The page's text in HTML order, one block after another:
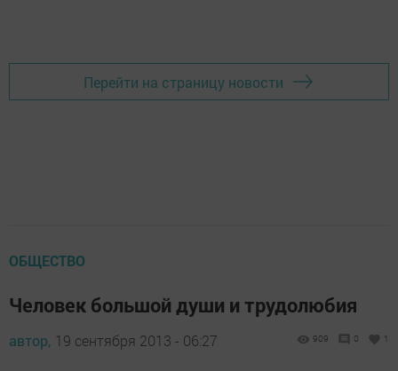
Перейти на страницу новости
ОБЩЕСТВО
Человек большой души и трудолюбия
автор, 19 сентября 2013 - 06:27 909 0 1